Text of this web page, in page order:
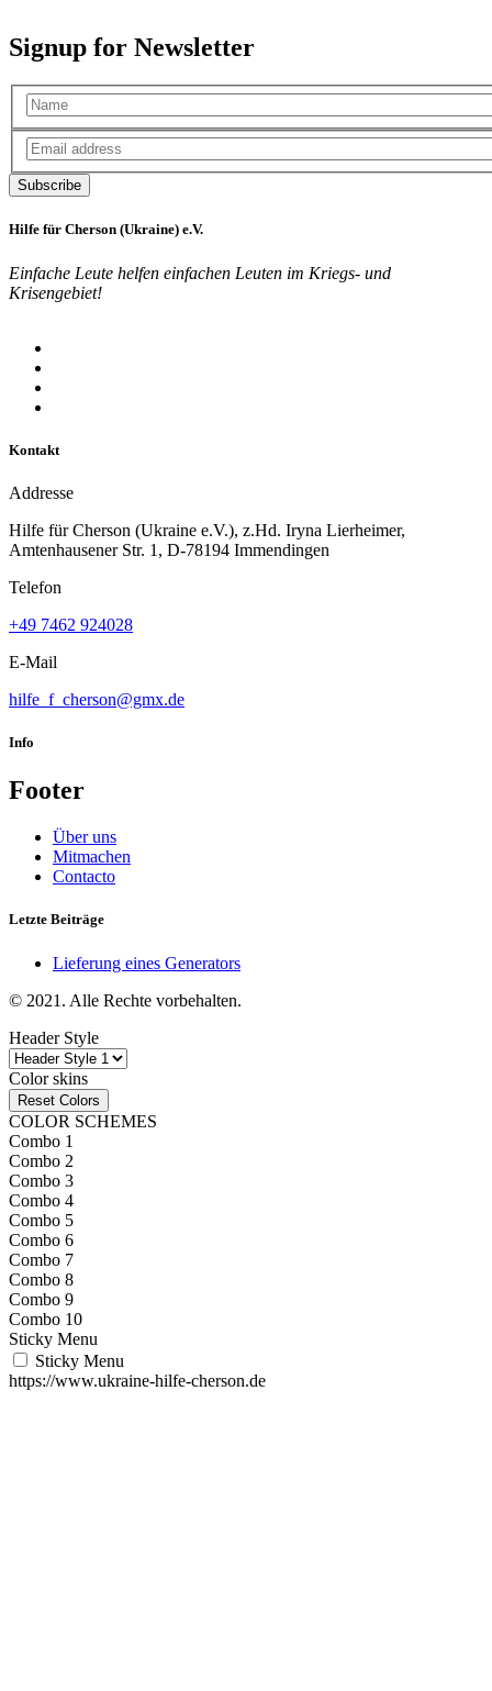
Signup for Newsletter
Hilfe für Cherson (Ukraine) e.V.
Einfache Leute helfen einfachen Leuten im Kriegs- und
Krisengebiet!
Kontakt
Addresse
Hilfe für Cherson (Ukraine e.V.), z.Hd. Iryna Lierheimer,
Amtenhausener Str. 1, D-78194 Immendingen
Telefon
+49 7462 924028
E-Mail
hilfe_f_cherson@gmx.de
Info
Footer
Über uns
Mitmachen
Contacto
Letzte Beiträge
Lieferung eines Generators
© 2021. Alle Rechte vorbehalten.
Header Style
Color skins
Reset Colors
COLOR SCHEMES
Combo 1
Combo 2
Combo 3
Combo 4
Combo 5
Combo 6
Combo 7
Combo 8
Combo 9
Combo 10
Sticky Menu
Sticky Menu
https://www.ukraine-hilfe-cherson.de